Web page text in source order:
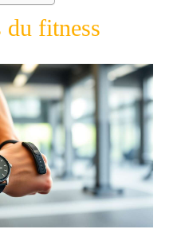
du fitness